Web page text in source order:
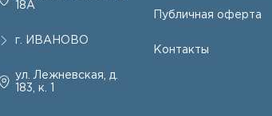
18А
г. ИВАНОВО
ул. Лежневская, д.
183, к. 1
Публичная оферта
Контакты